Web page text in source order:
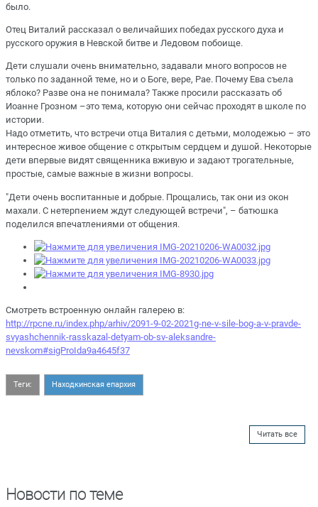
было.
Отец Виталий рассказал о величайших победах русского духа и
русского оружия в Невской битве и Ледовом побоище.
Дети слушали очень внимательно, задавали много вопросов не
только по заданной теме, но и о Боге, вере, Рае. Почему Ева съела
яблоко? Разве она не понимала? Также просили рассказать об
Иоанне Грозном –это тема, которую они сейчас проходят в школе по
истории.
Надо отметить, что встречи отца Виталия с детьми, молодежью – это
интересное живое общение с открытым сердцем и душой. Некоторые
дети впервые видят священника вживую и задают трогательные,
простые, самые важные в жизни вопросы.
"Дети очень воспитанные и добрые. Прощались, так они из окон
махали. С нетерпением ждут следующей встречи", – батюшка
поделился впечатлениями от общения.
Смотреть встроенную онлайн галерею в:
http://rpcne.ru/index.php/arhiv/2091-9-02-2021g-ne-v-sile-bog-a-v-pravde-
svyashchennik-rasskazal-detyam-ob-sv-aleksandre-
nevskom#sigProIda9a4645f37
Теги: Находкинская епархия
Читать все
Новости по теме